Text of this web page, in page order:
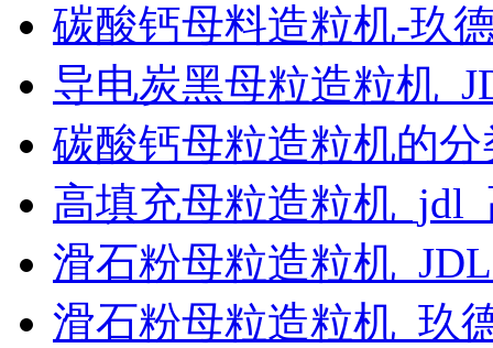
碳酸钙母料造粒机-玖
导电炭黑母粒造粒机
碳酸钙母粒造粒机的分
高填充母粒造粒机
滑石粉母粒造粒机
滑石粉母粒造粒机_玖